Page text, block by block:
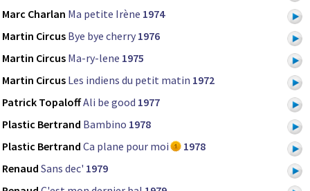
Marc Charlan Ma petite Irène 1974
Martin Circus Bye bye cherry 1976
Martin Circus Ma-ry-lene 1975
Martin Circus Les indiens du petit matin 1972
Patrick TopaloffAli be good 1977
Plastic Bertrand Bambino 1978
Plastic Bertrand Ca plane pour moi
1978
Renaud Sans dec' 1979